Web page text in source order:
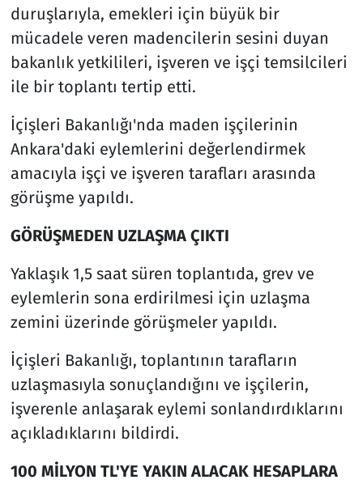
duruşlarıyla, emekleri için büyük bir
mücadele veren madencilerin sesini duyan
bakanlık yetkilileri, işveren ve işçi temsilcileri
ile bir toplantı tertip etti.
İçişleri Bakanlığı'nda maden işçilerinin
Ankara'daki eylemlerini değerlendirmek
amacıyla işçi ve işveren tarafları arasında
görüşme yapıldı.
GÖRÜŞMEDEN UZLAŞMA ÇIKTI
Yaklaşık 1,5 saat süren toplantıda, grev ve
eylemlerin sona erdirilmesi için uzlaşma
zemini üzerinde görüşmeler yapıldı.
İçişleri Bakanlığı, toplantının tarafların
uzlaşmasıyla sonuçlandığını ve işçilerin,
işverenle anlaşarak eylemi sonlandırdıklarını
açıkladıklarını bildirdi.
100 MİLYON TL'YE YAKIN ALACAK HESAPLARA